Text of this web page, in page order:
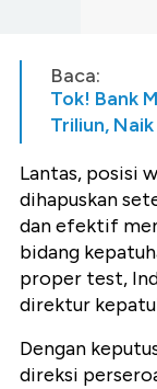
Baca:
Tok! Bank
Triliun,
Lantas, posisi
dihapuskan
dan efektif
bidang
proper test,
direktur
Dengan
direksi